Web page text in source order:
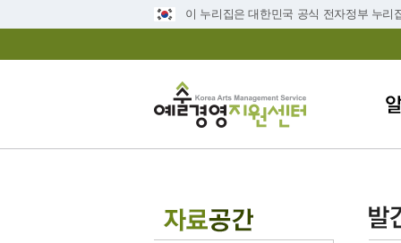
이 누리집은 대한민국 공식 전자정부 누리